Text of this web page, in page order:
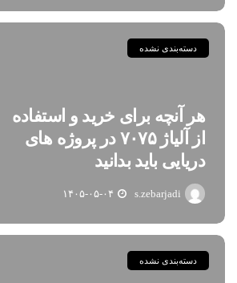
دسته‌بندی نشده
هر آنچه برای خرید و استفاده
از آلیاژ ۷۰۷۵ در پروژه های
دریایی باید بدانید
s.zebarjadi ۱۴۰۵-۰۵-۰۴
دسته‌بندی نشده